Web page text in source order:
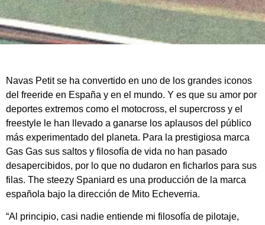
Navas Petit se ha convertido en uno de los grandes iconos
del freeride en España y en el mundo. Y es que su amor por
deportes extremos como el motocross, el supercross y el
freestyle le han llevado a ganarse los aplausos del público
más experimentado del planeta. Para la prestigiosa marca
Gas Gas sus saltos y filosofía de vida no han pasado
desapercibidos, por lo que no dudaron en ficharlos para sus
filas. The steezy Spaniard es una producción de la marca
española bajo la dirección de Mito Echeverria.
“Al principio, casi nadie entiende mi filosofía de pilotaje,